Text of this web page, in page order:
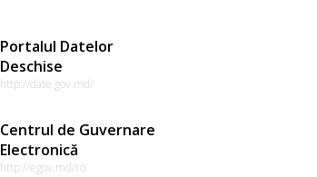
Portalul Datelor
Deschise
http://date.gov.md/
Centrul de Guvernare
Electronică
http://egov.md/ro